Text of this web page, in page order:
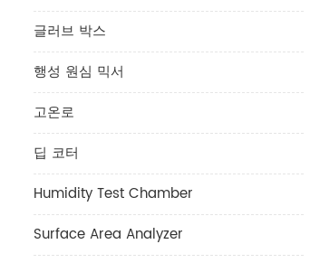
글러브 박스
행성 원심 믹서
고온로
딥 코터
Humidity Test Chamber
Surface Area Analyzer